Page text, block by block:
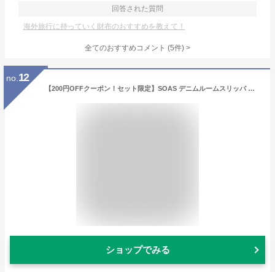
回答された質問
海外旅行に持っていく財布のおすすめを教えて！
全てのおすすめコメント (5件) >
no. 12
【200円OFFクーポン！セット限定】SOAS デニムルームスリッパ 選べる2足セット M・L・LLサイズ 児島デニム （ソアーズ 室内履き 来客用 ギフト 児島 スリッパ 岡山 ルームシューズ 3サイズ ヒッコリー バンダナ チェック）【送料無料】【DM】【ポイント10倍】【p1112】
ショップでみる